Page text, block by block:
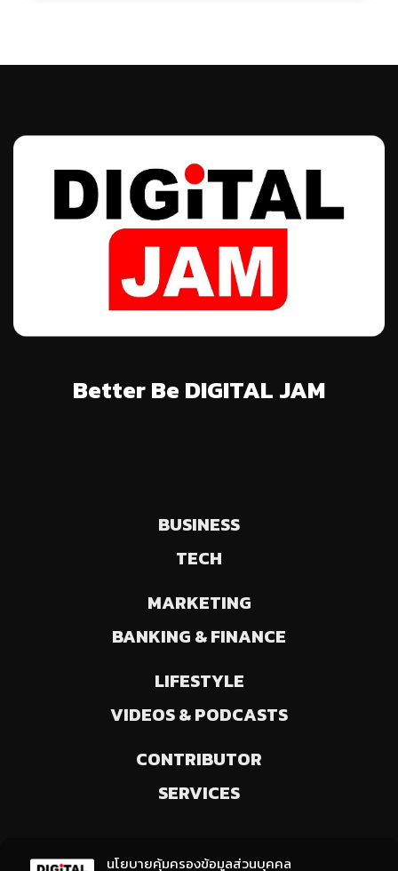
นโยบายคุ้มครองข้อมูลส่วนบุคคล
Better Be DIGITAL JAM
BUSINESS
TECH
MARKETING
BANKING & FINANCE
LIFESTYLE
VIDEOS & PODCASTS
CONTRIBUTOR
SERVICES